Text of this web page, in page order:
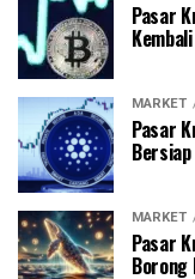
Pasar
MARKET
Pasar
MARKET
Pasar